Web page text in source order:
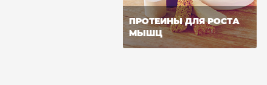
ПРОТЕИНЫ ДЛЯ РОСТА
МЫШЦ